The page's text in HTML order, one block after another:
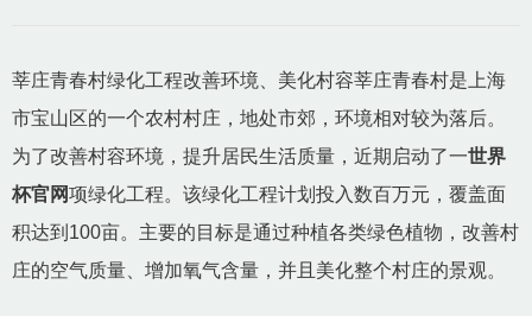
莘庄青春村绿化工程改善环境、美化村容莘庄青春村是上海
市宝山区的一个农村村庄，地处市郊，环境相对较为落后。
为了改善村容环境，提升居民生活质量，近期启动了一世界
杯官网项绿化工程。该绿化工程计划投入数百万元，覆盖面
积达到100亩。主要的目标是通过种植各类绿色植物，改善村
庄的空气质量、增加氧气含量，并且美化整个村庄的景观。